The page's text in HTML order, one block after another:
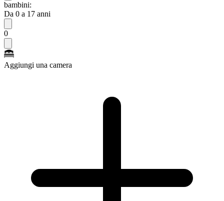
bambini:
Da 0 a 17 anni
0
Aggiungi una camera